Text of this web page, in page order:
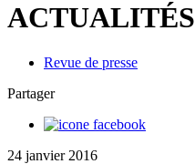
ACTUALITÉS
Revue de presse
Partager
24 janvier 2016